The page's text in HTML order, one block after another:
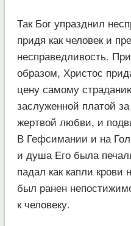
Так Бог упразднил
придя как человек и
несправедливость.
образом, Христос
цену самому
заслуженной платой
жертвой любви, и
В Гефсимании и на
и душа Его была
падал как капли
был ранен
к человеку.